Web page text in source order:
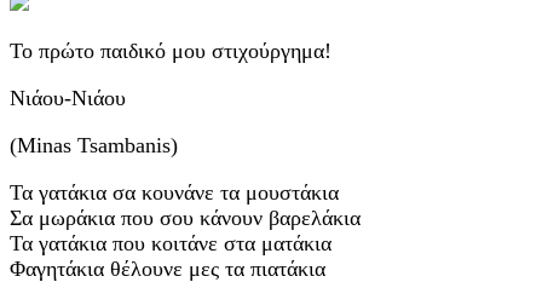
To πρώτο παιδικό μου στιχούργημα!
Νιάου-Νιάου
(Minas Tsambanis)
Τα γατάκια σα κουνάνε τα μουστάκια
Σα μωράκια που σου κάνουν βαρελάκια
Τα γατάκια που κοιτάνε στα ματάκια
Φαγητάκια θέλουνε μες τα πιατάκια